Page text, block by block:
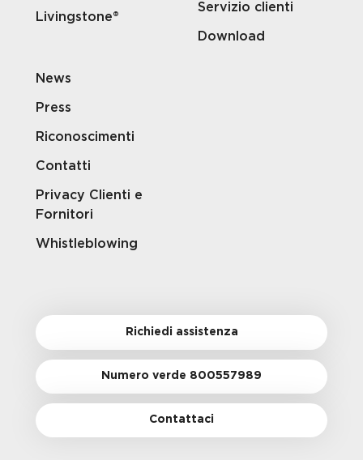
Livingstone®
Servizio clienti
Download
News
Press
Riconoscimenti
Contatti
Privacy Clienti e
Fornitori
Whistleblowing
Richiedi assistenza
Numero verde 800557989
Contattaci